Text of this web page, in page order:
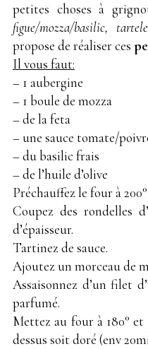
petites choses à
figue/mozza/basilic,
propose de réaliser ces
Il vous faut:
– 1 aubergine
– 1 boule de mozza
– de la feta
– une sauce tomate/
– du basilic frais
– de l’huile d’olive
Préchauffez le four à 200°
Coupez des rondelles
d’épaisseur.
Tartinez de sauce.
Ajoutez un morceau de
Assaisonnez d’un filet
parfumé.
Mettez au four à 180° et
dessus soit doré (env